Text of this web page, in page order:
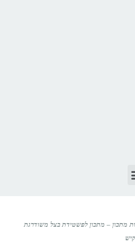
מתכון – מתכון לפשטידת בצל משודרגת